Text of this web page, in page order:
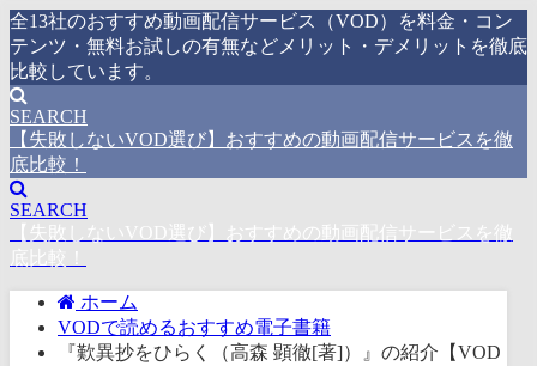
全13社のおすすめ動画配信サービス（VOD）を料金・コン
テンツ・無料お試しの有無などメリット・デメリットを徹底
比較しています。
SEARCH
【失敗しないVOD選び】おすすめの動画配信サービスを徹
底比較！
SEARCH
【失敗しないVOD選び】おすすめの動画配信サービスを徹
底比較！
ホーム
VODで読めるおすすめ電子書籍
『歎異抄をひらく（高森 顕徹[著]）』の紹介【VOD